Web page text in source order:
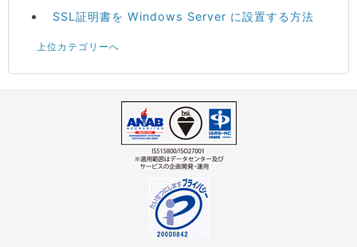
SSL証明書を Windows Server に設置する方法
上位カテゴリーへ